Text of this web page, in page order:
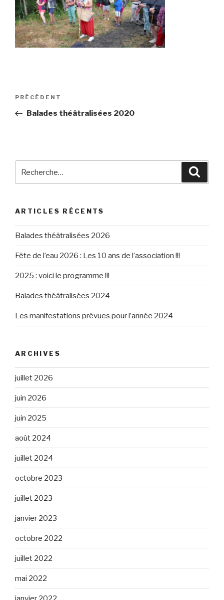
Navigation
l’article
Article
précédent
PRÉCÉDENT
Balades théâtralisées 2020
ARTICLES RÉCENTS
Balades théâtralisées 2026
Fête de l’eau 2026 : Les 10 ans de l’association !!!
2025 : voici le programme !!!
Balades théâtralisées 2024
Les manifestations prévues pour l’année 2024
ARCHIVES
juillet 2026
juin 2026
juin 2025
août 2024
juillet 2024
octobre 2023
juillet 2023
janvier 2023
octobre 2022
juillet 2022
mai 2022